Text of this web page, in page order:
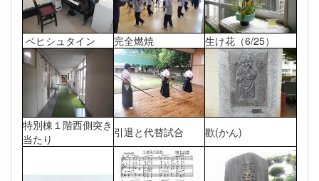
ベヒシュタイン 完全燃焼 生け花（6/25）
特別棟１階西側突き
当たり
引退と代替試合 歡(かん)